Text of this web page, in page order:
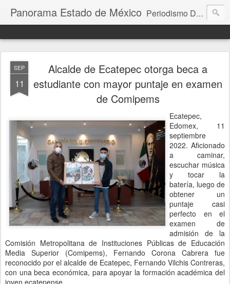
Panorama Estado de México Periodismo Digital
SEP
11
Alcalde de Ecatepec otorga beca a
estudiante con mayor puntaje en examen
de Comipems
Ecatepec,
Edomex, 11
septiembre
2022. Aficionado
a caminar,
escuchar música
y tocar la
batería, luego de
obtener un
puntaje casi
perfecto en el
examen de
admisión de la
Comisión Metropolitana de Instituciones Públicas de Educación
Media Superior (Comipems), Fernando Corona Cabrera fue
reconocido por el alcalde de Ecatepec, Fernando Vilchis Contreras,
con una beca económica, para apoyar la formación académica del
joven ecatepense.